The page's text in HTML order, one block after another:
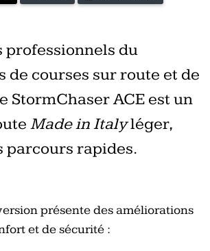
professionnels du
de courses sur route et de
StormChaser ACE est un
Made in Italyléger,
parcours rapides.
présente des améliorations
et de sécurité :